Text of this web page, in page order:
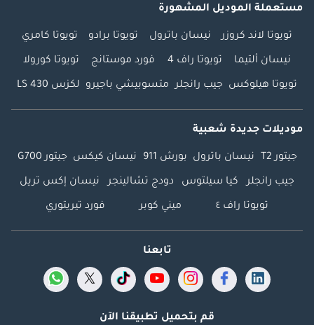
مستعملة الموديل المشهورة
تويوتا لاند كروزر نيسان باترول تويوتا برادو تويوتا كامري
نيسان ألتيما تويوتا راف 4 فورد موستانج تويوتا كورولا
تويوتا هيلوكس جيب رانجلر متسوبيشي باجيرو لكزس LS 430
موديلات جديدة شعبية
جيتور T2 نيسان باترول بورش 911 نيسان كيكس جيتور G700
جيب رانجلر كيا سيلتوس دودج تشالينجر نيسان إكس تريل
تويوتا راف ٤ ميني كوبر فورد تيريتوري
تابعنا
قم بتحميل تطبيقنا الآن